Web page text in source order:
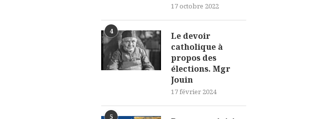
17 octobre 2022
4
Le devoir
catholique à
propos des
élections. Mgr
Jouin
17 février 2024
5